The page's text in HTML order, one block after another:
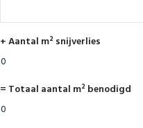
+ Aantal m² snijverlies
= Totaal aantal m² benodigd